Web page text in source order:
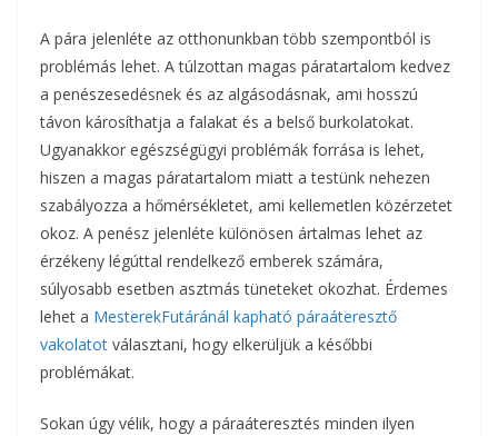
A pára jelenléte az otthonunkban több szempontból is
problémás lehet. A túlzottan magas páratartalom kedvez
a penészesedésnek és az algásodásnak, ami hosszú
távon károsíthatja a falakat és a belső burkolatokat.
Ugyanakkor egészségügyi problémák forrása is lehet,
hiszen a magas páratartalom miatt a testünk nehezen
szabályozza a hőmérsékletet, ami kellemetlen közérzetet
okoz. A penész jelenléte különösen ártalmas lehet az
érzékeny légúttal rendelkező emberek számára,
súlyosabb esetben asztmás tüneteket okozhat. Érdemes
lehet a MesterekFutáránál kapható páraáteresztő
vakolatot választani, hogy elkerüljük a későbbi
problémákat.
Sokan úgy vélik, hogy a páraáteresztés minden ilyen